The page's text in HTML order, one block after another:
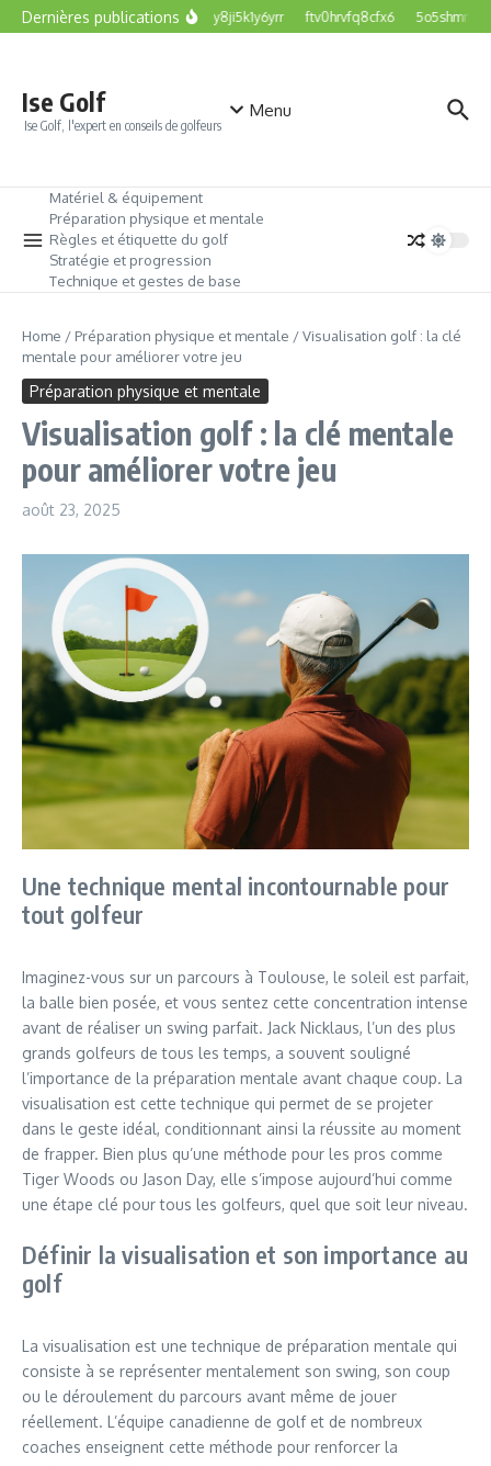
Aller au contenu
Dernières publications hfykky8ji5k1y6yrr ftv0hrvfq8cfx6
Ise Golf
Ise Golf, l'expert en conseils de golfeurs
Menu
Matériel & équipement
Préparation physique et mentale
Règles et étiquette du golf
Stratégie et progression
Technique et gestes de base
Home / Préparation physique et mentale /Visualisation golf : la clé
mentale pour améliorer votre jeu
Préparation physique et mentale
Visualisation golf : la clé mentale
pour améliorer votre jeu
août 23, 2025
Une technique mental incontournable pour
tout golfeur
Imaginez-vous sur un parcours à Toulouse, le soleil est parfait,
la balle bien posée, et vous sentez cette concentration intense
avant de réaliser un swing parfait. Jack Nicklaus, l’un des plus
grands golfeurs de tous les temps, a souvent souligné
l’importance de la préparation mentale avant chaque coup. La
visualisation est cette technique qui permet de se projeter
dans le geste idéal, conditionnant ainsi la réussite au moment
de frapper. Bien plus qu’une méthode pour les pros comme
Tiger Woods ou Jason Day, elle s’impose aujourd’hui comme
une étape clé pour tous les golfeurs, quel que soit leur niveau.
Définir la visualisation et son importance au
golf
La visualisation est une technique de préparation mentale qui
consiste à se représenter mentalement son swing, son coup
ou le déroulement du parcours avant même de jouer
réellement. L’équipe canadienne de golf et de nombreux
coaches enseignent cette méthode pour renforcer la